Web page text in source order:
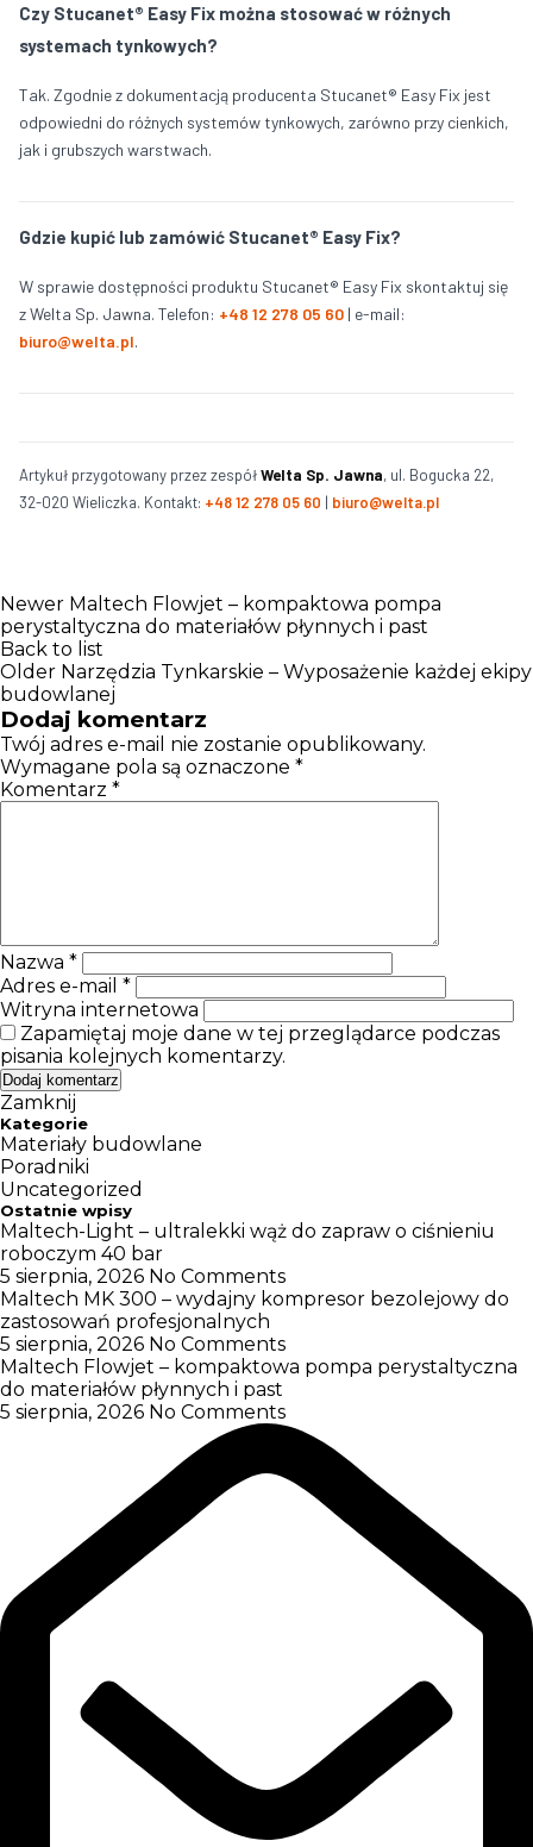
Czy Stucanet® Easy Fix można stosować w różnych
systemach tynkowych?
Tak. Zgodnie z dokumentacją producenta Stucanet® Easy Fix jest
odpowiedni do różnych systemów tynkowych, zarówno przy cienkich,
jak i grubszych warstwach.
Gdzie kupić lub zamówić Stucanet® Easy Fix?
W sprawie dostępności produktu Stucanet® Easy Fix skontaktuj się
z Welta Sp. Jawna. Telefon: +48 12 278 05 60 | e-mail:
biuro@welta.pl.
Artykuł przygotowany przez zespółWelta Sp. Jawna, ul. Bogucka 22,
32-020 Wieliczka. Kontakt: +48 12 278 05 60 | biuro@welta.pl
Newer Maltech Flowjet – kompaktowa pompa
perystaltyczna do materiałów płynnych i past
Back to list
Older Narzędzia Tynkarskie – Wyposażenie każdej ekipy
budowlanej
Dodaj komentarz
Twój adres e-mail nie zostanie opublikowany.
Wymagane pola są oznaczone *
Komentarz *
Nazwa *
Adres e-mail *
Witryna internetowa
Zapamiętaj moje dane w tej przeglądarce podczas
pisania kolejnych komentarzy.
Zamknij
Kategorie
Materiały budowlane
Poradniki
Uncategorized
Ostatnie wpisy
Maltech-Light – ultralekki wąż do zapraw o ciśnieniu
roboczym 40 bar
5 sierpnia, 2026 No Comments
Maltech MK 300 – wydajny kompresor bezolejowy do
zastosowań profesjonalnych
5 sierpnia, 2026 No Comments
Maltech Flowjet – kompaktowa pompa perystaltyczna
do materiałów płynnych i past
5 sierpnia, 2026 No Comments